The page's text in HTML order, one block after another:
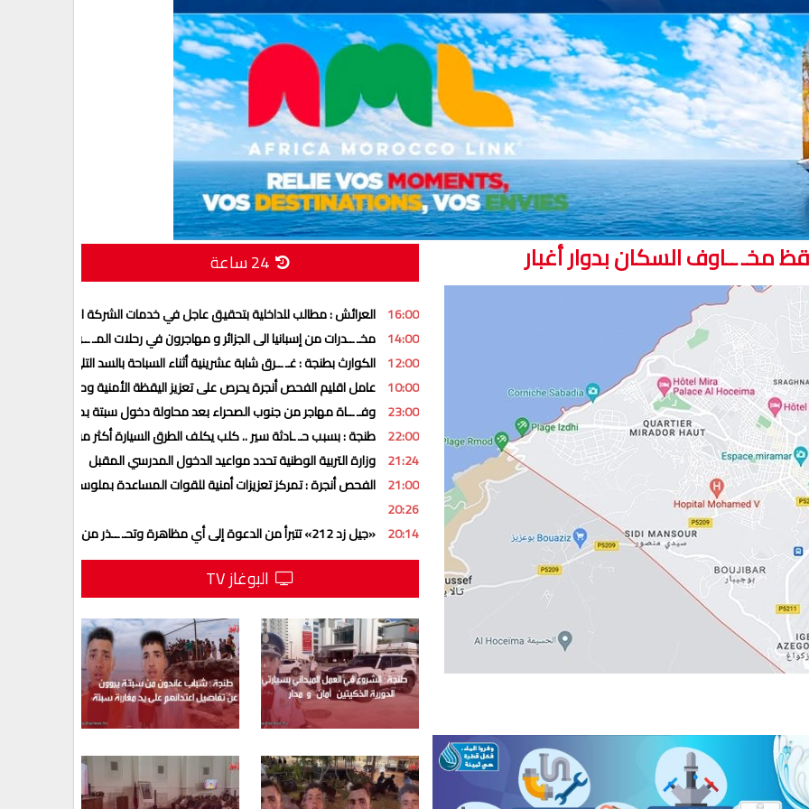
مخـ ــاوف السكان بدوار أغبار
16:00 العرائش : مطالب للداخلية بتحقيق عاجل في خدمات الشركة الجهوية
14:00 مخـ ــدرات من إسبانيا الى الجزائر و مهاجرون في رحلات المـ ــوت نحو أوروبا
12:00 الكوارث بطنجة : غـ ــرق شابة عشرينية أثناء السباحة بالسد التلي
10:00 عامل اقليم الفحص أنجرة يحرص على تعزيز اليقظة الأمنية وحماية المجتمع
23:00 وفـ ــاة مهاجر من جنوب الصحراء بعد محاولة دخول سبتة بمظلة شراعية
22:00 طنجة : بسبب حـ ـادثة سير .. كلب يكلف الطرق السيارة أكثر من 17 مليون سنتيم
21:24 وزارة التربية الوطنية تحدد مواعيد الدخول المدرسي المقبل
21:00 الفحص أنجرة : تمركز تعزيزات أمنية للقوات المساعدة بملوسة للاستجابة
20:26
20:14 «جيل زد 212» تتبرأ من الدعوة إلى أي مظاهرة وتحـ ــذر من منشورات وهمية
البوغاز TV